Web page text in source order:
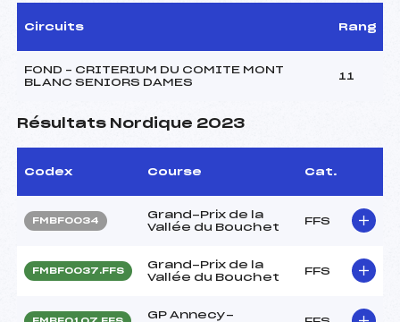
Circuits Rang
FOND – CRITERIUM DU COMITE MONT
BLANC SENIORS DAMES
11
Résultats Nordique 2023
Codex Course Cat.
FMBF0034
Grand-Prix de la
Vallée du Bouchet
FFS
FMBF0037.FFS
Grand-Prix de la
Vallée du Bouchet
FFS
GP Annecy-